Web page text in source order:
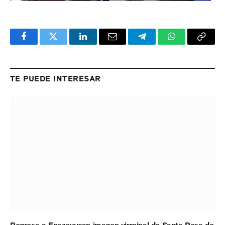
FacebookTwitter LinkedInEmail TelegramWhatsApp
Copy
TE PUEDE INTERESAR